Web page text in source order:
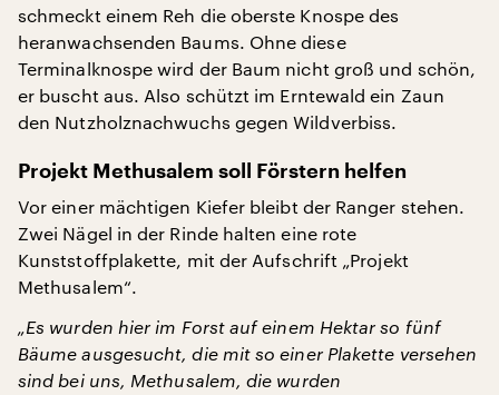
schmeckt einem Reh die oberste Knospe des
heranwachsenden Baums. Ohne diese
Terminalknospe wird der Baum nicht groß und schön,
er buscht aus. Also schützt im Erntewald ein Zaun
den Nutzholznachwuchs gegen Wildverbiss.
Projekt Methusalem soll Förstern helfen
Vor einer mächtigen Kiefer bleibt der Ranger stehen.
Zwei Nägel in der Rinde halten eine rote
Kunststoffplakette, mit der Aufschrift „Projekt
Methusalem“.
„Es wurden hier im Forst auf einem Hektar so fünf
Bäume ausgesucht, die mit so einer Plakette versehen
sind bei uns, Methusalem, die wurden